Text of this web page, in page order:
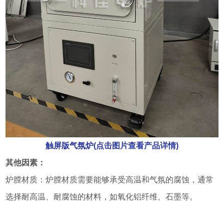
触屏版气氛炉(点击图片查看产品详情)
其他因素：
炉膛材质：炉膛材质需要能够承受高温和气氛的腐蚀，通常
选择耐高温、耐腐蚀的材料，如氧化铝纤维、石墨等。